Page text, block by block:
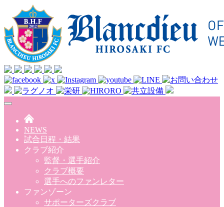
Skip to main content
NEWS
試合日程・結果
クラブ紹介
監督・選手紹介
クラブ概要
選手へのファンレター
ファンゾーン
サポーターズクラブ